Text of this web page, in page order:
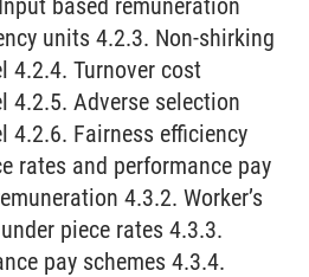
based remuneration
units 4.2.3. Non-shirking
4.2.4. Turnover cost
4.2.5. Adverse selection
4.2.6. Fairness efficiency
rates and performance pay
4.3.2. Worker’s
piece rates 4.3.3.
pay schemes 4.3.4.